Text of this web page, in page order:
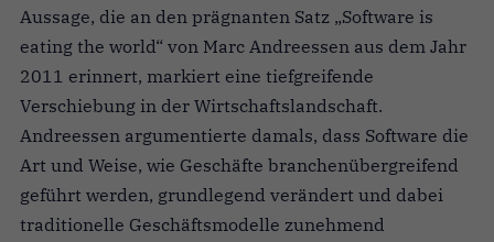
Aussage, die an den prägnanten Satz „Software is
eating the world“ von Marc Andreessen aus dem Jahr
2011 erinnert, markiert eine tiefgreifende
Verschiebung in der Wirtschaftslandschaft.
Andreessen argumentierte damals, dass Software die
Art und Weise, wie Geschäfte branchenübergreifend
geführt werden, grundlegend verändert und dabei
traditionelle Geschäftsmodelle zunehmend